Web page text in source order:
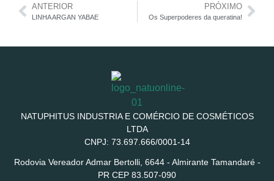
ANTERIOR
LINHA ARGAN YABAE
PRÓXIMO
Os Superpoderes da queratina!
NATUPHITUS INDUSTRIA E COMÉRCIO DE COSMÉTICOS
LTDA
CNPJ: 73.697.666/0001-14
Rodovia Vereador Admar Bertolli, 6644 - Almirante Tamandaré -
PR CEP 83.507-090